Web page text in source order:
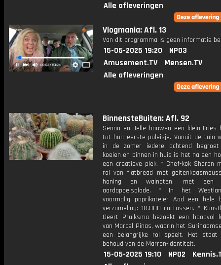
Alle afleveringen
Vlogmania: Afl. 13
Van dit programma is geen informatie
15-05-2025 19:20
NPO3
Amusement.TV
Mensen.TV
Alle afleveringen
BinnensteBuiten: Afl. 92
Senna en Jelle bouwen een klein Fries
tot hun eerste paleisje. Vanuit de tuin
in de zomer iedere ochtend
koeien en binnen in huis is het na een
een creatieve plek. * Chef-kok Sharon
rol van flatbread met
honing en walnoten, met een
aardappelsalade. * In het
voormalig paprikateler Aad een hele
verzameling: 10.000 cactussen. *
Geert Pruiksma bezoekt een hoopvol
van Marcel Pinas, waarin het
een belangrijke rol speelt. Het
behoud van de Marron-identiteit.
15-05-2025 19:10 NPO2